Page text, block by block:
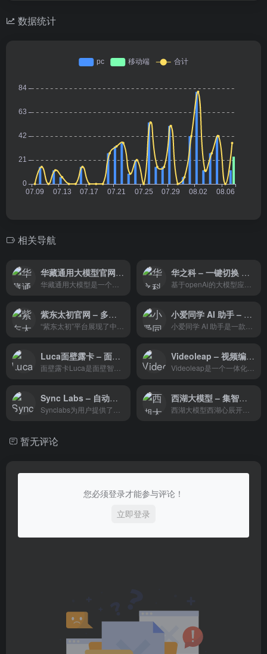
数据统计
相关导航
华藏通用大模型官网 – 多功能人工智能平台 华之科 – 一键切换 多模型应用，畅所使用
紫东太初官网 – 多模态图文音预训练模型 小爱同学 AI 助手 – 赋能人车家全生态
Luca面壁露卡 – 面壁智能推出的千亿多模态大模型免费智能对话助手 Videoleap – 视频编辑和制作工具
Sync Labs – 自动将视频与音频同步，无需训练即可实现精确的口型匹配 西湖大模型 – 集智慧与情感于一身：既能为您答疑解惑、激发灵感；也能够陪您闲谈、疏解情绪
暂无评论
您必须登录才能参与评论！
立即登录